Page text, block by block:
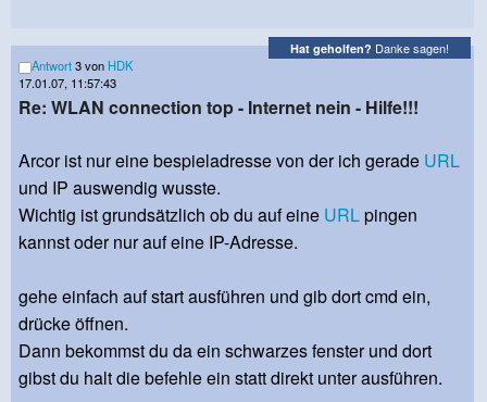
Hat geholfen? Danke sagen!
Antwort3 von HDK
17.01.07, 11:57:43
Re: WLAN connection top - Internet nein - Hilfe!!!
Arcor ist nur eine bespieladresse von der ich gerade URL
und IP auswendig wusste.
Wichtig ist grundsätzlich ob du auf eine URLpingen
kannst oder nur auf eine IP-Adresse.
gehe einfach auf start ausführen und gib dort cmd ein,
drücke öffnen.
Dann bekommst du da ein schwarzes fenster und dort
gibst du halt die befehle ein statt direkt unter ausführen.